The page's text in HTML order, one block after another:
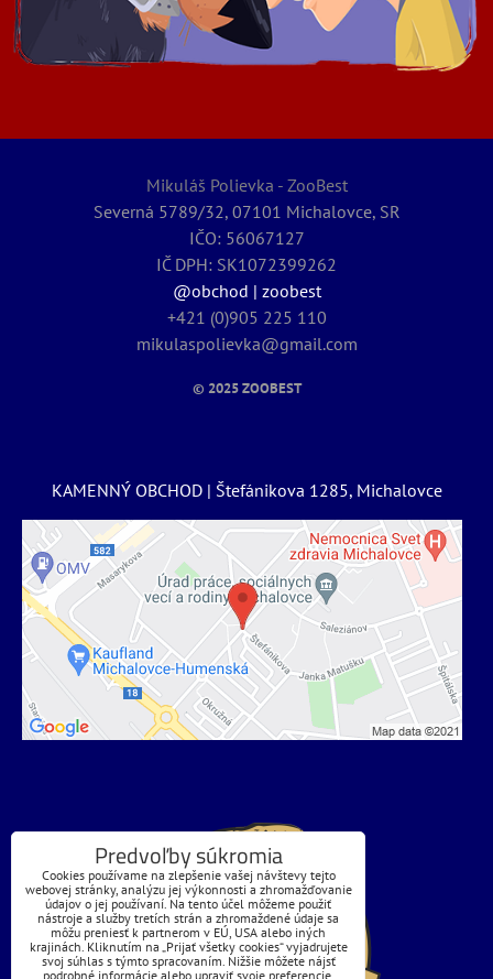
Mikuláš Polievka - ZooBest
Severná 5789/32, 07101 Michalovce, SR
IČO: 56067127
IČ DPH: SK1072399262
@obchod | zoobest
+421 (0)905 225 110
mikulaspolievka@gmail.com
© 2025ZOOBEST
KAMENNÝ OBCHOD | Štefánikova 1285, Michalovce
Predvoľby súkromia
Cookies používame na zlepšenie vašej návštevy tejto
webovej stránky, analýzu jej výkonnosti a zhromažďovanie
údajov o jej používaní. Na tento účel môžeme použiť
nástroje a služby tretích strán a zhromaždené údaje sa
môžu preniesť k partnerom v EÚ, USA alebo iných
krajinách. Kliknutím na „Prijať všetky cookies“ vyjadrujete
svoj súhlas s týmto spracovaním. Nižšie môžete nájsť
podrobné informácie alebo upraviť svoje preferencie.